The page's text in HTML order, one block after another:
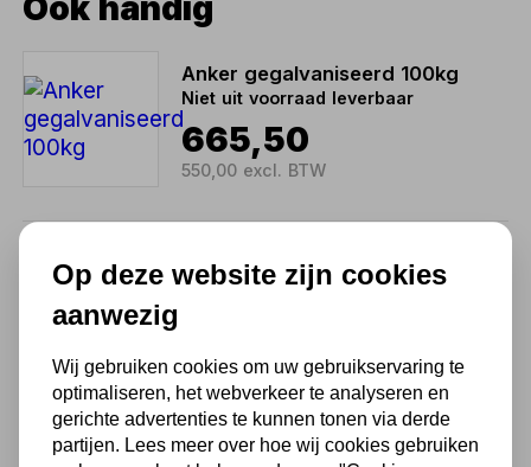
Anker gegalvaniseerd 100kg
Niet uit voorraad leverbaar
665,50
550,00 excl. BTW
Anker gegalvaniseerd 125kg
Niet uit voorraad leverbaar
700,00 excl. BTW
Op deze website zijn cookies
aanwezig
Wij gebruiken cookies om uw gebruikservaring te
optimaliseren, het webverkeer te analyseren en
gerichte advertenties te kunnen tonen via derde
partijen. Lees meer over hoe wij cookies gebruiken